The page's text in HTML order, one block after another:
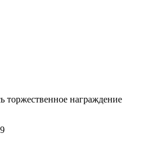
награждение